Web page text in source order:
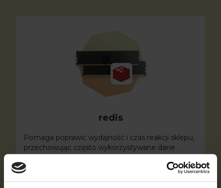
redis
Pomaga poprawić wydajność i czas reakcji sklepu,
przechowując często wykorzystywane dane
w pamięci, co zmniejsza potrzebę pobierania
danych z bazy.